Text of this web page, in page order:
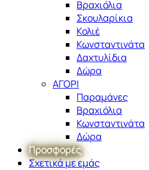
Βραχιόλια
Σκουλαρίκια
Κολιέ
Κωνσταντινάτα
Δαχτυλίδια
Δώρα
ΑΓΟΡΙ
Παραμάνες
Βραχιόλια
Κωνσταντινάτα
Δώρα
Προσφορές
Σχετικά με εμάς